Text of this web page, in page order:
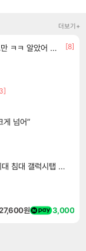
더보기+
ㅋ 알았어 ㅋㅋ
[8]
게 넘어”
탭 패드 The Comfy
원 3,000